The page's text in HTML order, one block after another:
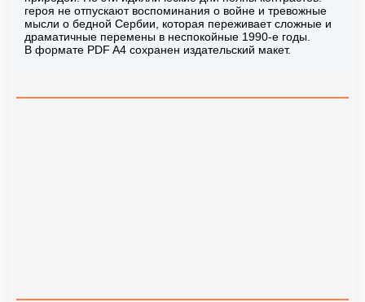
героя не отпускают воспоминания о войне и тревожные
мысли о бедной Сербии, которая переживает сложные и
драматичные перемены в неспокойные 1990-е годы.
В формате PDF A4 сохранен издательский макет.